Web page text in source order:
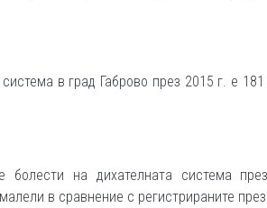
система в град Габрово през 2015 г. е
болести на дихателната система
в сравнение с регистрираните